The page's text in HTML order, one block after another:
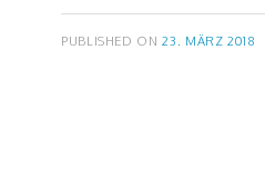
PUBLISHED ONVERÖFFENTLICHT
23. MÄRZ 2018